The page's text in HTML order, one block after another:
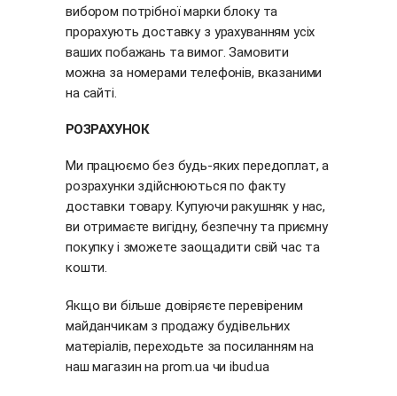
вибором потрібної марки блоку та
прорахують доставку з урахуванням усіх
ваших побажань та вимог. Замовити
можна за номерами телефонів, вказаними
на сайті.
РОЗРАХУНОК
Ми працюємо без будь-яких передоплат, а
розрахунки здійснюються по факту
доставки товару. Купуючи ракушняк у нас,
ви отримаєте вигідну, безпечну та приємну
покупку і зможете заощадити свій час та
кошти.
Якщо ви більше довіряєте перевіреним
майданчикам з продажу будівельних
матеріалів, переходьте за посиланням на
наш магазин на prom.uaчиibud.ua